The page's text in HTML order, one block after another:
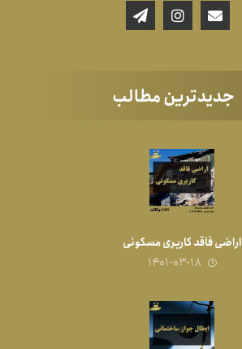
جدیدترین مطالب
اراضی فاقد کاربری مسکونی
۱۴۰۱-۰۳-۱۸